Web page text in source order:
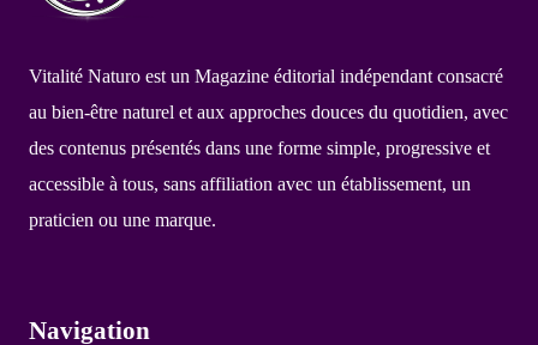
Vitalité Naturo est un Magazine éditorial indépendant consacré
au bien-être naturel et aux approches douces du quotidien, avec
des contenus présentés dans une forme simple, progressive et
accessible à tous, sans affiliation avec un établissement, un
praticien ou une marque.
Navigation